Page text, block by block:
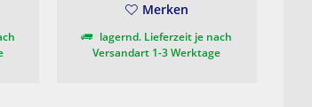
Merken
lagernd. Lieferzeit je nach
Versandart 1-3 Werktage